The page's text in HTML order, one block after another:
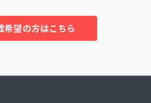
希望の方はこちら